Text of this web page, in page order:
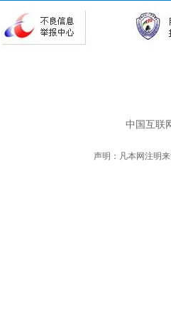
中国互联
声明：凡本网注明